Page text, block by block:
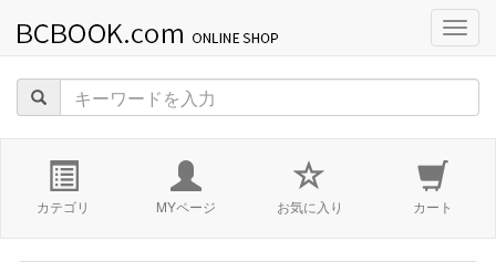
カテゴリ MYページ お気に入り カート